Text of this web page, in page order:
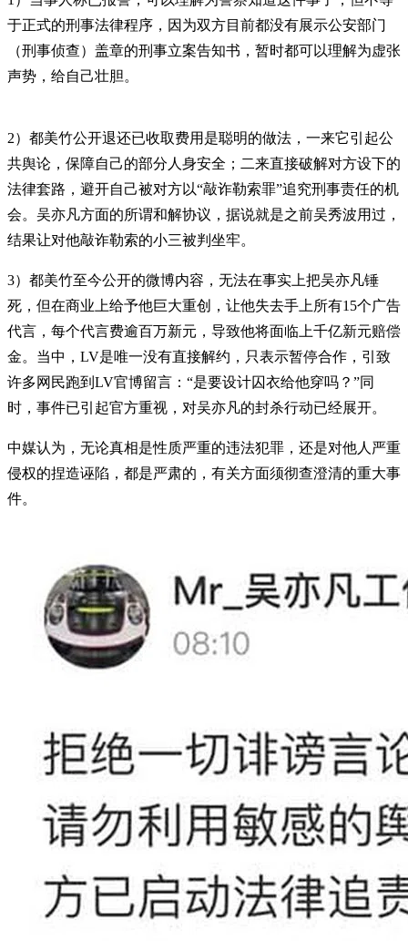
于正式的刑事法律程序，因为双方目前都没有展示公安部门
（刑事侦查）盖章的刑事立案告知书，暂时都可以理解为虚张
声势，给自己壮胆。
2）都美竹公开退还已收取费用是聪明的做法，一来它引起公
共舆论，保障自己的部分人身安全；二来直接破解对方设下的
法律套路，避开自己被对方以“敲诈勒索罪”追究刑事责任的机
会。吴亦凡方面的所谓和解协议，据说就是之前吴秀波用过，
结果让对他敲诈勒索的小三被判坐牢。
3）都美竹至今公开的微博内容，无法在事实上把吴亦凡锤
死，但在商业上给予他巨大重创，让他失去手上所有15个广告
代言，每个代言费逾百万新元，导致他将面临上千亿新元赔偿
金。当中，LV是唯一没有直接解约，只表示暂停合作，引致
许多网民跑到LV官博留言：“是要设计囚衣给他穿吗？”同
时，事件已引起官方重视，对吴亦凡的封杀行动已经展开。
中媒认为，无论真相是性质严重的违法犯罪，还是对他人严重
侵权的捏造诬陷，都是严肃的，有关方面须彻查澄清的重大事
件。